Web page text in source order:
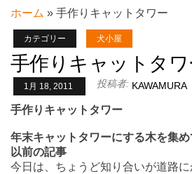
ホーム » 手作りキャットタワー
カテゴリー 犬小屋
手作りキャットタワ
1月 18, 2011 投稿者: KAWAMURA
手作りキャットタワー
年末キャットタワーにする木を集め
以前の記事
今日は、ちょうど知り合いが道路